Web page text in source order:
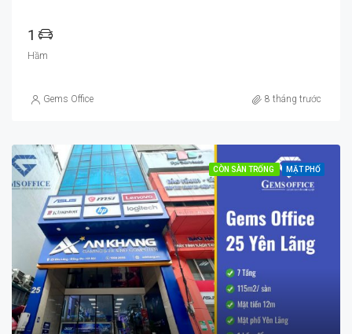
1
Hầm
Gems Office 8 tháng trước
CÒN SÀN TRỐNG MẶT PHỐ